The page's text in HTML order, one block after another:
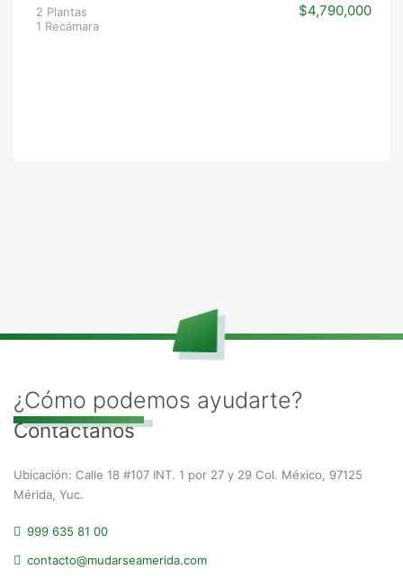
2 Plantas
1 Recámara
$4,790,000
¿Cómo podemos ayudarte?
Contáctanos
Ubicación: Calle 18 #107 INT. 1 por 27 y 29 Col. México, 97125
Mérida, Yuc.
999 635 81 00
contacto@mudarseamerida.com